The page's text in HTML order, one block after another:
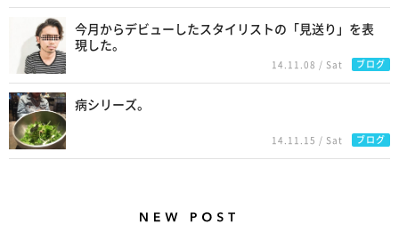
今月からデビューしたスタイリストの「見送り」を表
現した。
14.11.08 / Sat ブログ
病シリーズ。
14.11.15 / Sat ブログ